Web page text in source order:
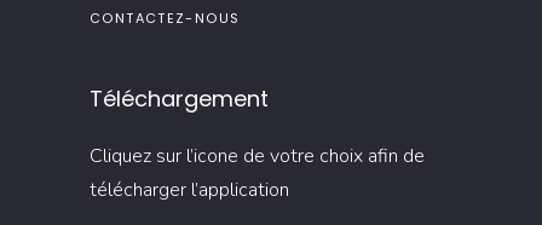
CONTACTEZ-NOUS
Téléchargement
Cliquez sur l’icone de votre choix afin de
télécharger l’application